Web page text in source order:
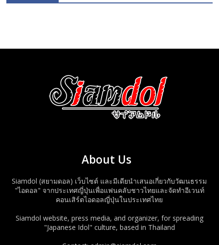
About Us
Siamdol (สยามดอล) เว็บไซต์ และมีเดียนำเสนอเกี่ยวกับวัฒนธรรม
"ไอดอล" จากประเทศญี่ปุ่นเพื่อแฟนคลับชาวไทยและจัดทำอีเวนท์
คอนเสิร์ตไอดอลญี่ปุ่นในประเทศไทย
Siamdol website, press media, and organizer, for spreading
"Japanese Idol" culture, based in Thailand